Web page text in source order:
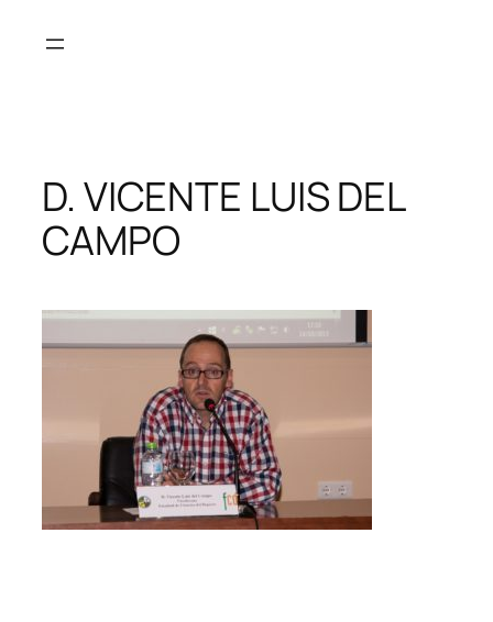
D. VICENTE LUIS DEL
CAMPO